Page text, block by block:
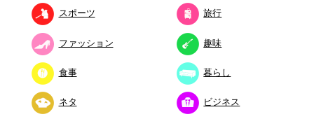
スポーツ 旅行
ファッション 趣味
食事 暮らし
ネタ ビジネス